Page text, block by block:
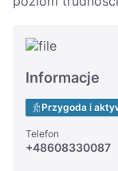
Informacje
Przygoda i
Telefon
+48608330087